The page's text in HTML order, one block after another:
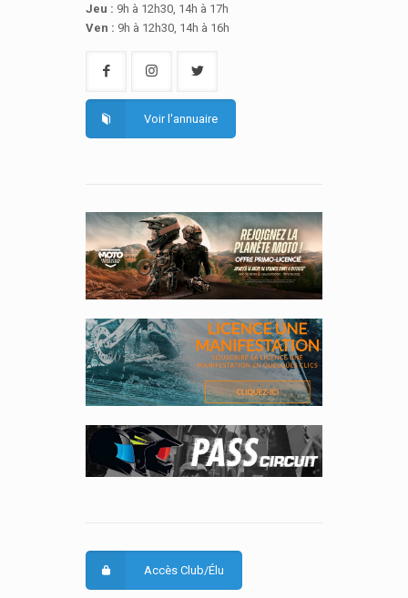
Jeu : 9h à 12h30, 14h à 17h
Ven : 9h à 12h30, 14h à 16h
Voir l'annuaire
Accès Club/Élu